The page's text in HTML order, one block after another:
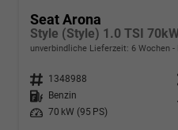
Seat Arona
unverbindliche Lieferzeit: 6 Wochen
Fahrzeugnr. 1348988
Kraftstoff
Benzin
Leistung
70 kW (95 PS)